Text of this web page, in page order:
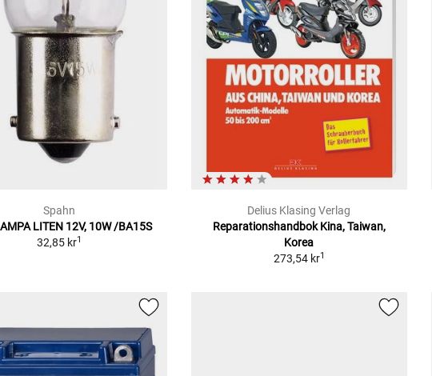
Spahn
LITEN 12V, 10W /BA15S
32,85 kr1
Delius Klasing Verlag
Reparationshandbok Kina, Taiwan,
Korea
273,54 kr1